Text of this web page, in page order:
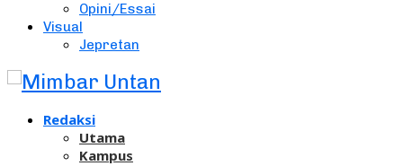
Opini/Essai
Visual
Jepretan
Redaksi
Utama
Kampus